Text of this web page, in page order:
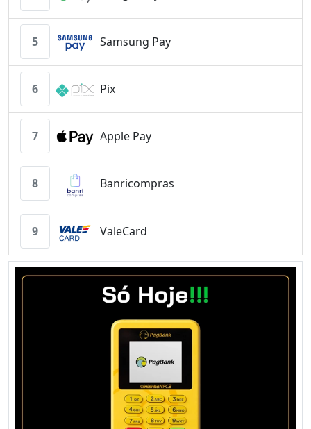
5 Samsung Pay
6 Pix
7 Apple Pay
8 Banricompras
9 ValeCard